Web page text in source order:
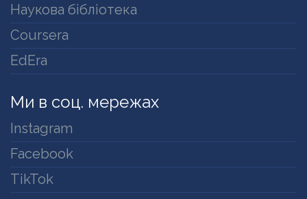
Наукова бібліотека
Coursera
EdEra
Ми в соц. мережах
Instagram
Facebook
TikTok